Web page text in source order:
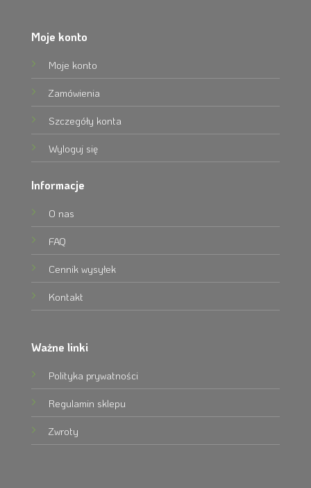
Moje konto
Moje konto
Zamówienia
Szczegóły konta
Wyloguj się
Informacje
O nas
FAQ
Cennik wysyłek
Kontakt
Ważne linki
Polityka prywatności
Regulamin sklepu
Zwroty